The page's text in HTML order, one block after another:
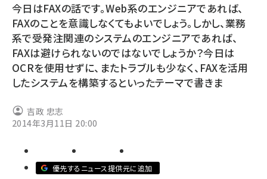
北海道をのんびり旅する晴山佳須夫のヒント集！ (2037)
drupal (1956)
genai (1484)
abc123 (1360)
今日はFAXの話です。Web系のエンジニアであれば、
FAXのことを意識しなくてもよいでしょう。しかし、業務
系で受発注関連のシステムのエンジニアであれば、
FAXは避けられないのではないでしょうか？今日は
OCRを使用せずに、またトラブルも少なく、FAXを活用
したシステムを構築するといったテーマで書きま
吉政 忠志
2014年3月11日 20:00
優先するニュース提供元に追加